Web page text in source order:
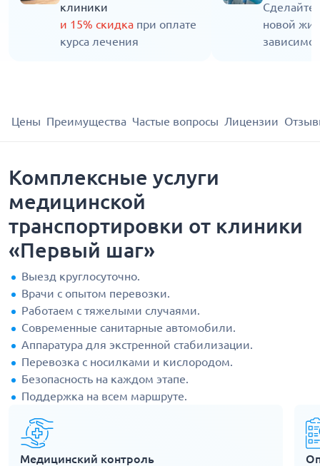
клиники
и 15% скидка при оплате
курса лечения
Сделайте
новой
Цены Преимущества Частые вопросы Лицензии
Комплексные услуги
медицинской
транспортировки от клиники
«Первый шаг»
Выезд круглосуточно.
Врачи с опытом перевозки.
Работаем с тяжелыми случаями.
Современные санитарные автомобили.
Аппаратура для экстренной стабилизации.
Перевозка с носилками и кислородом.
Безопасность на каждом этапе.
Поддержка на всем маршруте.
Медицинский контроль